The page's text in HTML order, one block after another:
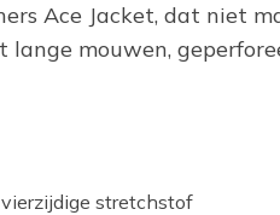
Ace Jacket, dat niet
mouwen,
stretchstof